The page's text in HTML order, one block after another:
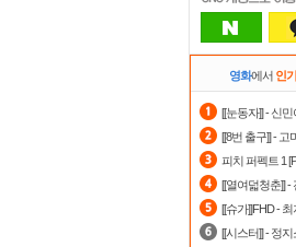
영화에서 인기
[[눈동자]] - 신민
[[8번 출구]] - 고
피치 퍼펙트 1
[[열여덟청춘]] -
[[슈가]]FHD - 최
[[시스터]] - 정지